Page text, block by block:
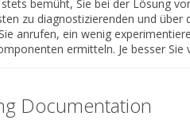
bemüht, Sie bei der Lösung
zu diagnostizierenden und
anrufen, ein wenig
ermitteln. Je besser
Documentation